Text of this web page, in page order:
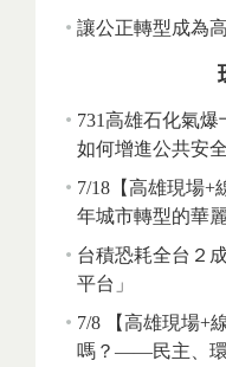
讓公正轉型成為
731高雄石化氣爆
如何增進公共安
7/18【高雄現場
年城市轉型的華
台積恐耗全台２
平台」
7/8 【高雄現場+
嗎？——民主、